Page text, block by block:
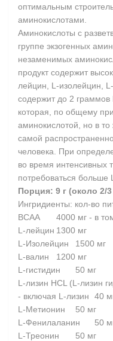
оптимальным
аминокислотами.
Аминокислоты с
группе экзогенных
незаменимых
продукт содержит
лейцин, L-изолейцин,
содержит до 2 граммов
которая, по общему
аминокислотой, но в
самой
человека. При
во время интенсивных
потребоваться больше
Порция: 9 г (около 2/
Ингридиенты: кол-во
BCAA
4000 мг - в
L-лейцин 1300 мг
L-Изолейцин
1500 мг
L-валин
1200 мг
L-гистидин
50 мг
L-лизин HCL (L-лизин
- включая L-лизин
40
L-Метионин
50 мг
L-Фенилаланин
50
L-Треонин
50 мг